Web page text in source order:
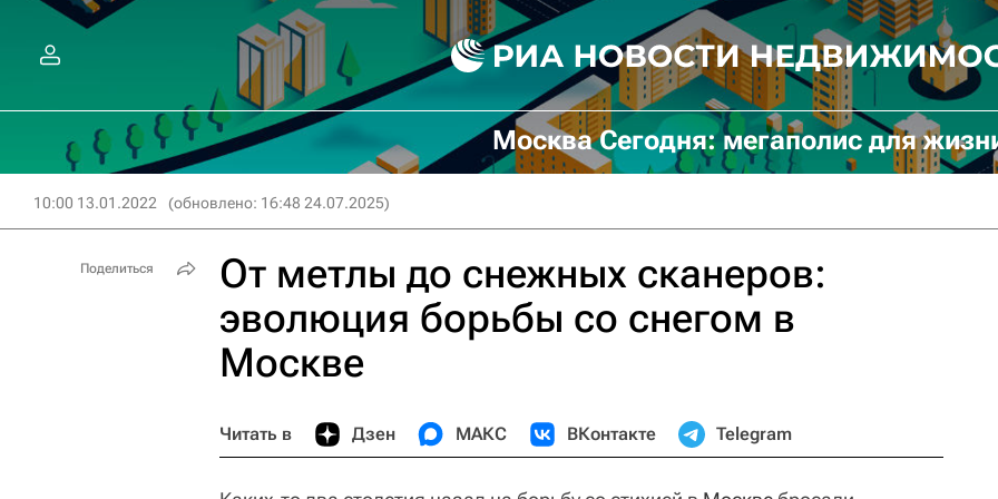
Москва Сегодня: мегаполис для
10:00 13.01.2022 (обновлено: 16:48 24.07.2025)
От метлы до снежных сканеров:
эволюция борьбы со снегом в
Москве
Читать в Дзен МАКС ВКонтакте Telegram
Поделиться